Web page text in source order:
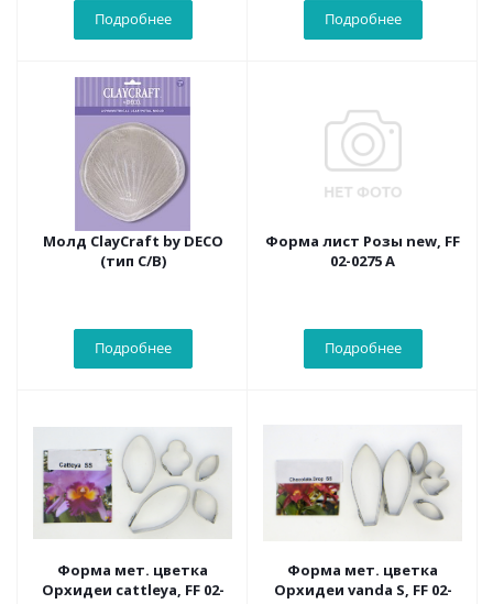
Подробнее Подробнее
Молд ClayCraft by DECO
(тип С/В)
Подробнее
Форма лист Розы new, FF
02-0275 А
Подробнее
Форма мет. цветка
Орхидеи cattleya, FF 02-
Форма мет. цветка
Орхидеи vanda S, FF 02-